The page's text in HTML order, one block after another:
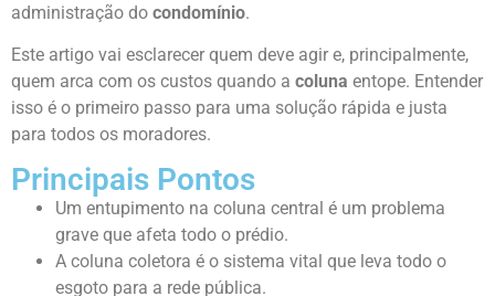
administração do condomínio.
Este artigo vai esclarecer quem deve agir e, principalmente,
quem arca com os custos quando a coluna entope. Entender
isso é o primeiro passo para uma solução rápida e justa
para todos os moradores.
Principais Pontos
Um entupimento na coluna central é um problema
grave que afeta todo o prédio.
A coluna coletora é o sistema vital que leva todo o
esgoto para a rede pública.